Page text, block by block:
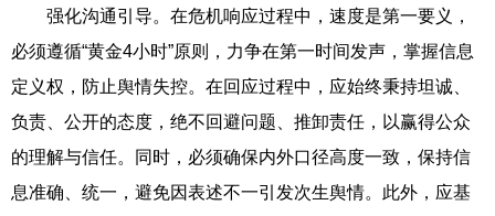
强化沟通引导。在危机响应过程中，速度是第一要义，
必须遵循“黄金4小时”原则，力争在第一时间发声，掌握信息
定义权，防止舆情失控。在回应过程中，应始终秉持坦诚、
负责、公开的态度，绝不回避问题、推卸责任，以赢得公众
的理解与信任。同时，必须确保内外口径高度一致，保持信
息准确、统一，避免因表述不一引发次生舆情。此外，应基